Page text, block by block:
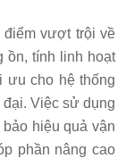
vượt trội về
ồn, tính linh hoạt
ưu cho hệ thống
Việc sử dụng
hiệu quả vận
phần nâng cao